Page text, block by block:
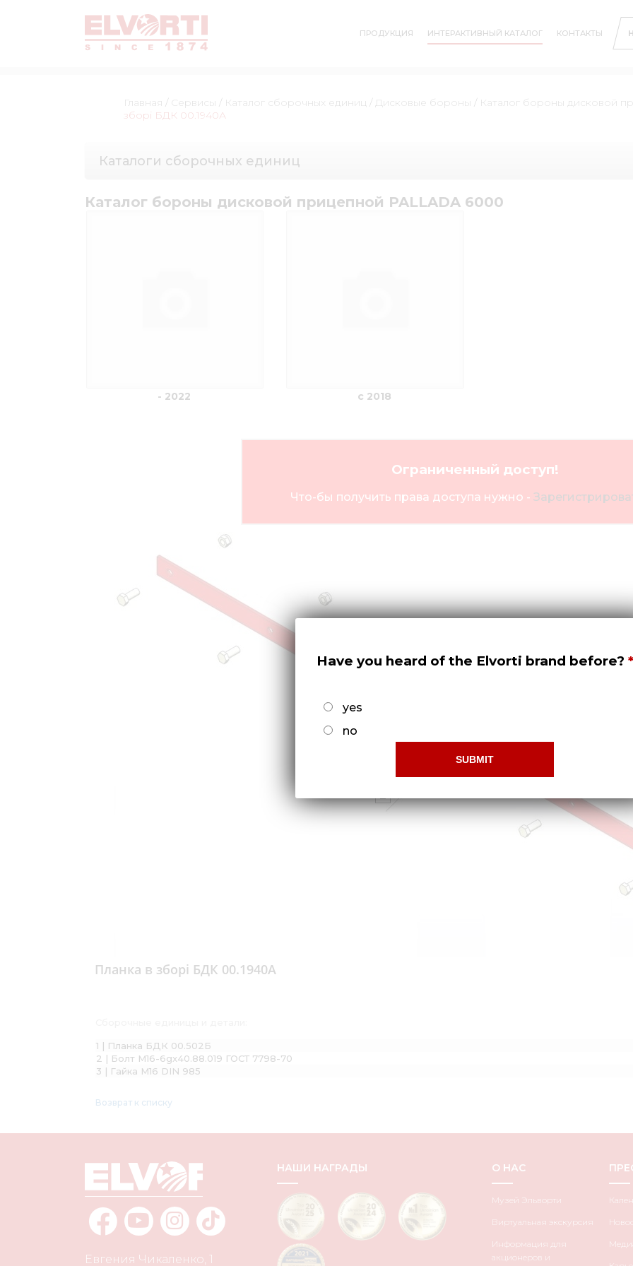
ПРОДУКЦИЯ ИНТЕРАКТИВНЫЙ КАТАЛОГ КОНТАКТЫ
Главная / Сервисы / Каталог сборочных единиц / Дисковые бороны / Каталог бороны дисковой
зборі БДК 00.1940А
Каталоги сборочных единиц
Каталог бороны дисковой прицепной PALLADA 6000
- 2022 с 2018
Ограниченный доступ!
Что-бы получить права доступа нужно -
Планка в зборі БДК 00.1940А
1 | Планка БДК 00.502Б
2 | Болт М16-6gx40.88.019 ГОСТ 7798-70
3 | Гайка М16 DIN 985
Возврат к списку
Евгения Чикаленко, 1
НАШИ НАГРАДЫ О НАС
Музей Эльворти
Виртуальная экскурсия
Информация для
акционеров и
Have you heard of the Elvorti brand before?
yes
no